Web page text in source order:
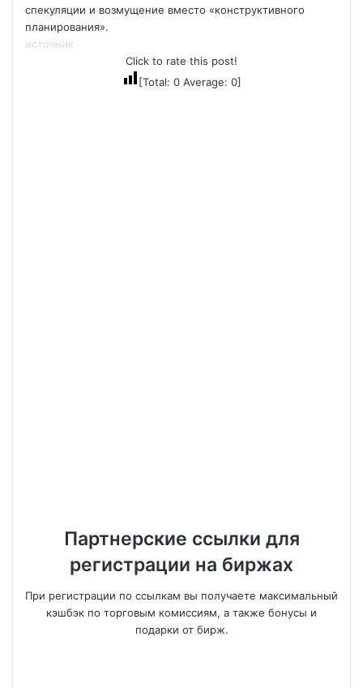
спекуляции и возмущение вместо «конструктивного
планирования».
источник
Click to rate this post!
[Total: 0Average: 0]
Партнерские ссылки для
регистрации на биржах
При регистрации по ссылкам вы получаете максимальный
кэшбэк по торговым комиссиям, а также бонусы и
подарки от бирж.